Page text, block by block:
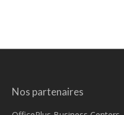
Nos partenaires